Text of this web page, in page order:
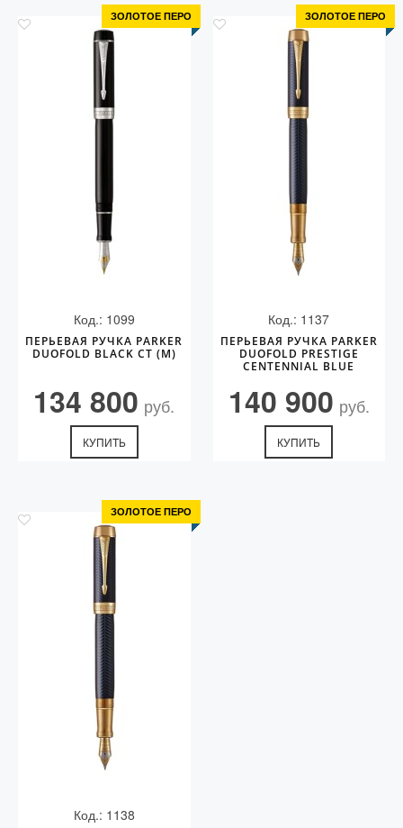
ЗОЛОТОЕ ПЕРО
Код.: 1099
ПЕРЬЕВАЯ РУЧКА PARKER
DUOFOLD BLACK СT (M)
134 800 руб.
КУПИТЬ
ЗОЛОТОЕ ПЕРО
Код.: 1137
ПЕРЬЕВАЯ РУЧКА PARKER
DUOFOLD PRESTIGE
CENTENNIAL BLUE
140 900 руб.
КУПИТЬ
ЗОЛОТОЕ ПЕРО
Код.: 1138